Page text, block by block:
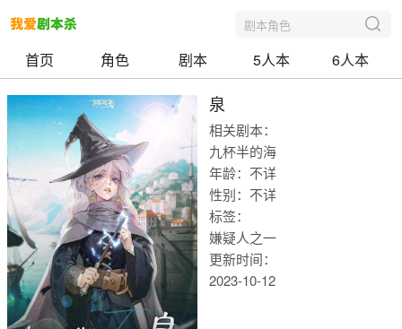
剧本角色
首页 角色 剧本 5人本 6人本
泉
相关剧本：
九杯半的海
年龄：不详
性别：不详
标签：
嫌疑人之一
更新时间：
2023-10-12